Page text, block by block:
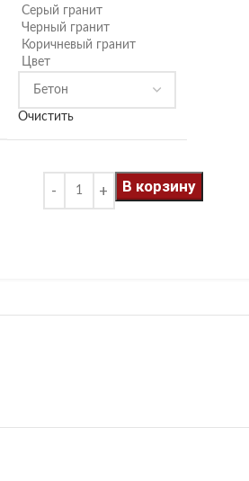
Серый гранит
Черный гранит
Коричневый гранит
Цвет
Очистить
В корзину